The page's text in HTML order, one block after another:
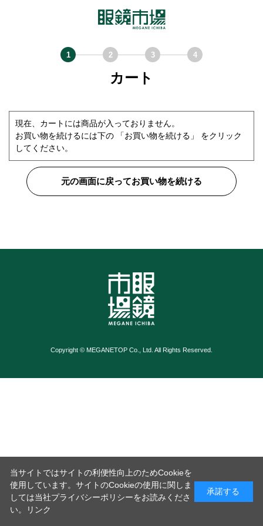
カート
現在、カートには商品が入っておりません。
お買い物を続けるには下の 「お買い物を続ける」 をクリック
してください。
元の画面に戻ってお買い物を続ける
Copyright © MEGANETOP Co., Ltd. All Rights Reserved.
当サイトではサイトの利便性向上のためCookieを
使用しています。サイトのCookieの使用に関しま
しては当社プライバシーポリシーをお読みくださ
い。
リンク
承諾する